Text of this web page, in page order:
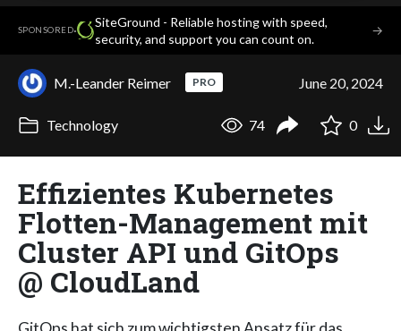
SPONSORED·
SiteGround - Reliable hosting with speed,
security, and support you can count on.
→
M.-Leander Reimer PRO June 20, 2024
Technology 74 0
Effizientes Kubernetes
Flotten-Management mit
Cluster API und GitOps
@ CloudLand